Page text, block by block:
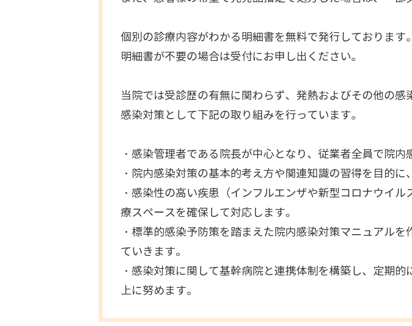
個別の診療内容がわかる明細書を無料で発行しております。
明細書が不要の場合は受付にお申し出ください。
当院では受診歴の有無に関わらず、発熱およびその他の感
感染対策として下記の取り組みを行っています。
・感染管理者である院長が中心となり、従業者全員で院内
・院内感染対策の基本的考え方や関連知識の習得を目的に
・感染性の高い疾患（インフルエンザや新型コロナウイ
療スペースを確保して対応します。
・標準的感染予防策を踏まえた院内感染対策マニュアル
ていきます。
・感染対策に関して基幹病院と連携体制を構築し、定期
上に努めます。